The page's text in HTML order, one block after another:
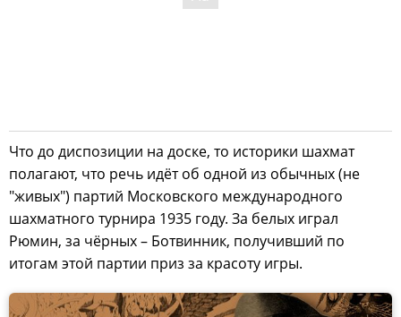
Что до диспозиции на доске, то историки шахмат
полагают, что речь идёт об одной из обычных (не
"живых") партий Московского международного
шахматного турнира 1935 году. За белых играл
Рюмин, за чёрных – Ботвинник, получивший по
итогам этой партии приз за красоту игры.